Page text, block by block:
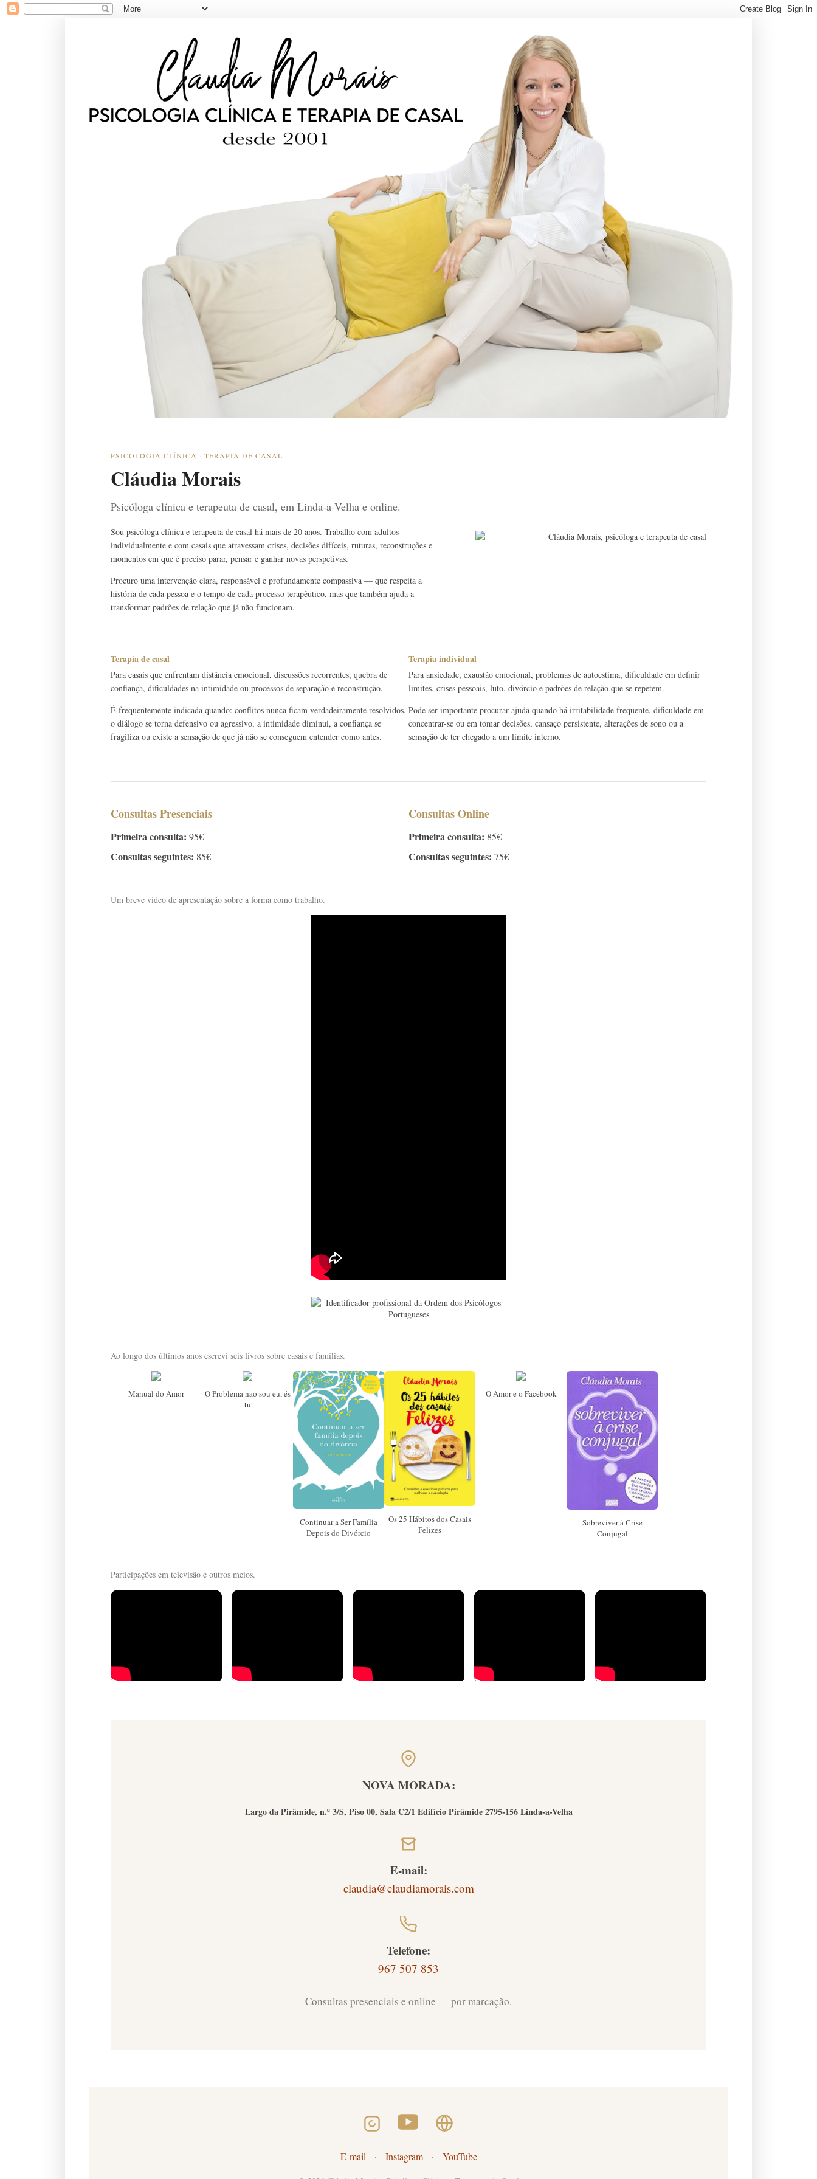
PSICOLOGIA CLÍNICA · TERAPIA DE CASAL
Cláudia Morais
Psicóloga clínica e terapeuta de casal, em Linda-a-Velha e online.
Sou psicóloga clínica e terapeuta de casal há mais de 20 anos. Trabalho com adultos
individualmente e com casais que atravessam crises, decisões difíceis, ruturas, reconstruções e
momentos em que é preciso parar, pensar e ganhar novas perspetivas.
Procuro uma intervenção clara, responsável e profundamente compassiva — que respeita a
história de cada pessoa e o tempo de cada processo terapêutico, mas que também ajuda a
transformar padrões de relação que já não funcionam.
Terapia de casal
Para casais que enfrentam distância emocional, discussões recorrentes, quebra de
confiança, dificuldades na intimidade ou processos de separação e reconstrução.
É frequentemente indicada quando: conflitos nunca ficam verdadeiramente resolvidos,
o diálogo se torna defensivo ou agressivo, a intimidade diminui, a confiança se
fragiliza ou existe a sensação de que já não se conseguem entender como antes.
Terapia individual
Para ansiedade, exaustão emocional, problemas de autoestima, dificuldade em definir
limites, crises pessoais, luto, divórcio e padrões de relação que se repetem.
Pode ser importante procurar ajuda quando há irritabilidade frequente, dificuldade em
concentrar-se ou em tomar decisões, cansaço persistente, alterações de sono ou a
sensação de ter chegado a um limite interno.
Consultas Presenciais
Primeira consulta: 95€
Consultas seguintes: 85€
Consultas Online
Primeira consulta: 85€
Consultas seguintes: 75€
Um breve vídeo de apresentação sobre a forma como trabalho.
Ao longo dos últimos anos escrevi seis livros sobre casais e famílias.
Manual do Amor
O Problema não sou eu, és
tu
Continuar a Ser Família
Depois do Divórcio
Os 25 Hábitos dos Casais
Felizes
O Amor e o Facebook
Sobreviver à Crise
Conjugal
Participações em televisão e outros meios.
NOVA MORADA:
Largo da Pirâmide, n.º 3/S, Piso 00, Sala C2/1 Edifício Pirâmide 2795-156 Linda-a-Velha
E-mail:
claudia@claudiamorais.com
Telefone:
967 507 853
Consultas presenciais e online — por marcação.
E-mail · Instagram · YouTube